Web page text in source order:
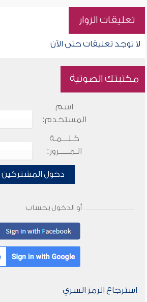
تعليقات الزوار
لا توجد تعليقات حتى الآن
مكتبتك الصوتية
اسم
المستخدم:
كـلـــمـة
الـمـــــرور:
دخول المشتركين
أو الدخول بحساب
استرجاع الرمز السري